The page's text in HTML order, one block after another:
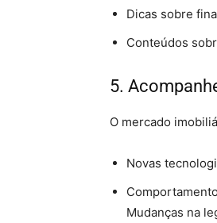
Dicas sobre
Conteúdos
5.
O mercado
Novas
Mudanças na